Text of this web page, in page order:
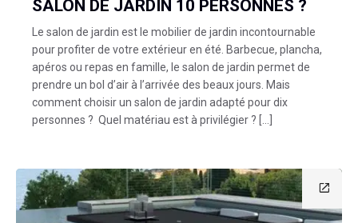
SALON DE JARDIN 10 PERSONNES ?
Le salon de jardin est le mobilier de jardin incontournable
pour profiter de votre extérieur en été. Barbecue, plancha,
apéros ou repas en famille, le salon de jardin permet de
prendre un bol d’air à l’arrivée des beaux jours. Mais
comment choisir un salon de jardin adapté pour dix
personnes ? Quel matériau est à privilégier ? […]